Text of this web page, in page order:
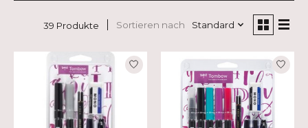
39 Produkte Sortieren nach Standard